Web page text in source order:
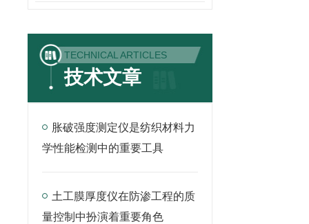
TECHNICAL ARTICLES
技术文章
胀破强度测定仪是纺织材料力
学性能检测中的重要工具
土工膜厚度仪在防渗工程的质
量控制中扮演着重要角色